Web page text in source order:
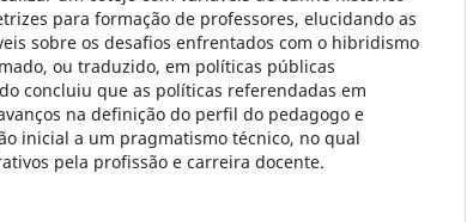
para formação de professores, elucidando as
sobre os desafios enfrentados com o hibridismo
ou traduzido, em políticas públicas
concluiu que as políticas referendadas em
na definição do perfil do pedagogo e
inicial a um pragmatismo técnico, no qual
pela profissão e carreira docente.